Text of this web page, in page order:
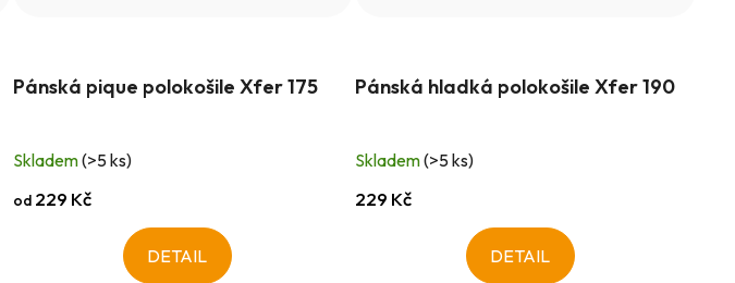
Pánská pique polokošile Xfer 175
Skladem(>5 ks)
od229 Kč
DETAIL
Pánská hladká polokošile Xfer 190
Skladem(>5 ks)
229 Kč
DETAIL